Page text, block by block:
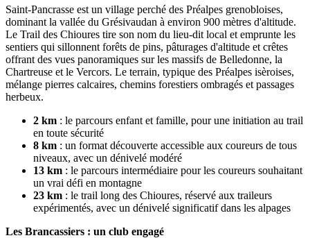
Saint-Pancrasse est un village perché des Préalpes grenobloises,
dominant la vallée du Grésivaudan à environ 900 mètres d'altitude.
Le Trail des Chioures tire son nom du lieu-dit local et emprunte les
sentiers qui sillonnent forêts de pins, pâturages d'altitude et crêtes
offrant des vues panoramiques sur les massifs de Belledonne, la
Chartreuse et le Vercors. Le terrain, typique des Préalpes isèroises,
mélange pierres calcaires, chemins forestiers ombragés et passages
herbeux.
2 km : le parcours enfant et famille, pour une initiation au trail
en toute sécurité
8 km : un format découverte accessible aux coureurs de tous
niveaux, avec un dénivelé modéré
13 km : le parcours intermédiaire pour les coureurs souhaitant
un vrai défi en montagne
23 km : le trail long des Chioures, réservé aux traileurs
expérimentés, avec un dénivelé significatif dans les alpages
Les Brancassiers : un club engagé